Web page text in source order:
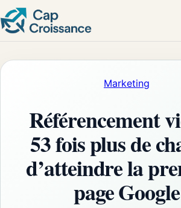
Marketing
Référencement
53 fois plus de
d’atteindre la
page Google